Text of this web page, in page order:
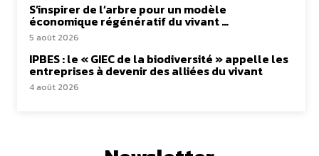
S’inspirer de l’arbre pour un modèle
économique régénératif du vivant …
5 août 2026
IPBES : le « GIEC de la biodiversité » appelle les
entreprises à devenir des alliées du vivant
4 août 2026